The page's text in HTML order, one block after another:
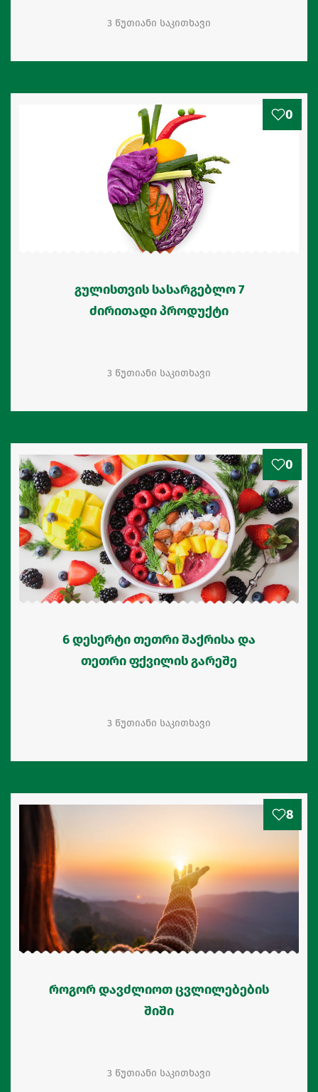
3 წუთიანი საკითხავი
0
გულისთვის სასარგებლო 7
ძირითადი პროდუქტი
3 წუთიანი საკითხავი
0
6 დესერტი თეთრი შაქრისა და
თეთრი ფქვილის გარეშე
3 წუთიანი საკითხავი
8
როგორ დავძლიოთ ცვლილებების
შიში
3 წუთიანი საკითხავი